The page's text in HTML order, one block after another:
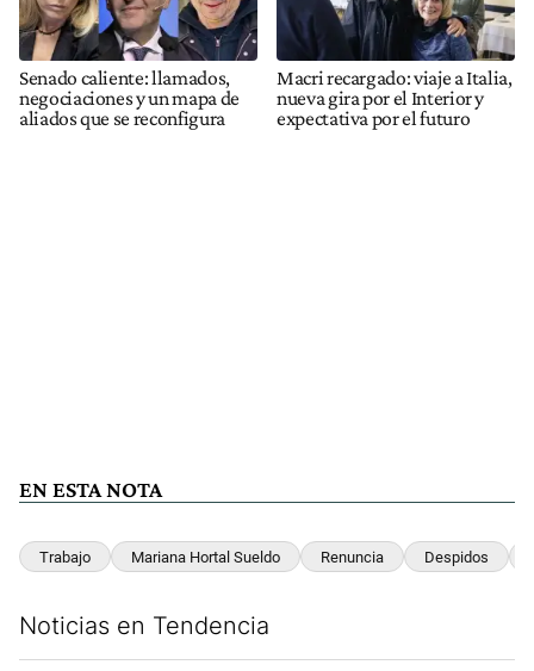
Senado caliente: llamados,
negociaciones y un mapa de
aliados que se reconfigura
Macri recargado: viaje a Italia,
nueva gira por el Interior y
expectativa por el futuro
EN ESTA NOTA
Trabajo Mariana Hortal Sueldo Renuncia Despidos
Noticias en Tendencia